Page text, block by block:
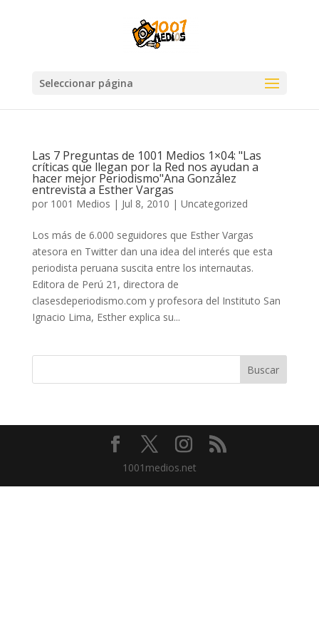
Seleccionar página
Las 7 Preguntas de 1001 Medios 1×04: "Las
críticas que llegan por la Red nos ayudan a
hacer mejor Periodismo"Ana González
entrevista a Esther Vargas
por 1001 Medios | Jul 8, 2010 | Uncategorized
Los más de 6.000 seguidores que Esther Vargas
atesora en Twitter dan una idea del interés que esta
periodista peruana suscita entre los internautas.
Editora de Perú 21, directora de
clasesdeperiodismo.com y profesora del Instituto San
Ignacio Lima, Esther explica su...
1001medios.net